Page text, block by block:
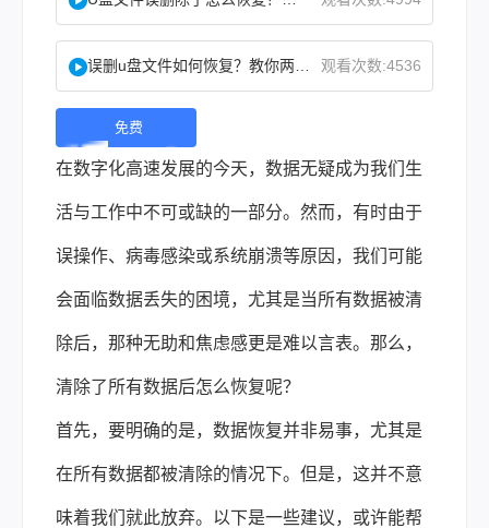
观看次数:4536
免费
下
载 |
在数字化高速发展的今天，数据无疑成为我们生
活与工作中不可或缺的一部分。然而，有时由于
误操作、病毒感染或系统崩溃等原因，我们可能
会面临数据丢失的困境，尤其是当所有数据被清
除后，那种无助和焦虑感更是难以言表。那么，
清除了所有数据后怎么恢复呢？
首先，要明确的是， 数据恢复并非易事，尤其是
在所有数据都被清除的情况下。但是，这并不意
味着我们就此放弃。以下是一些建议，或许能帮